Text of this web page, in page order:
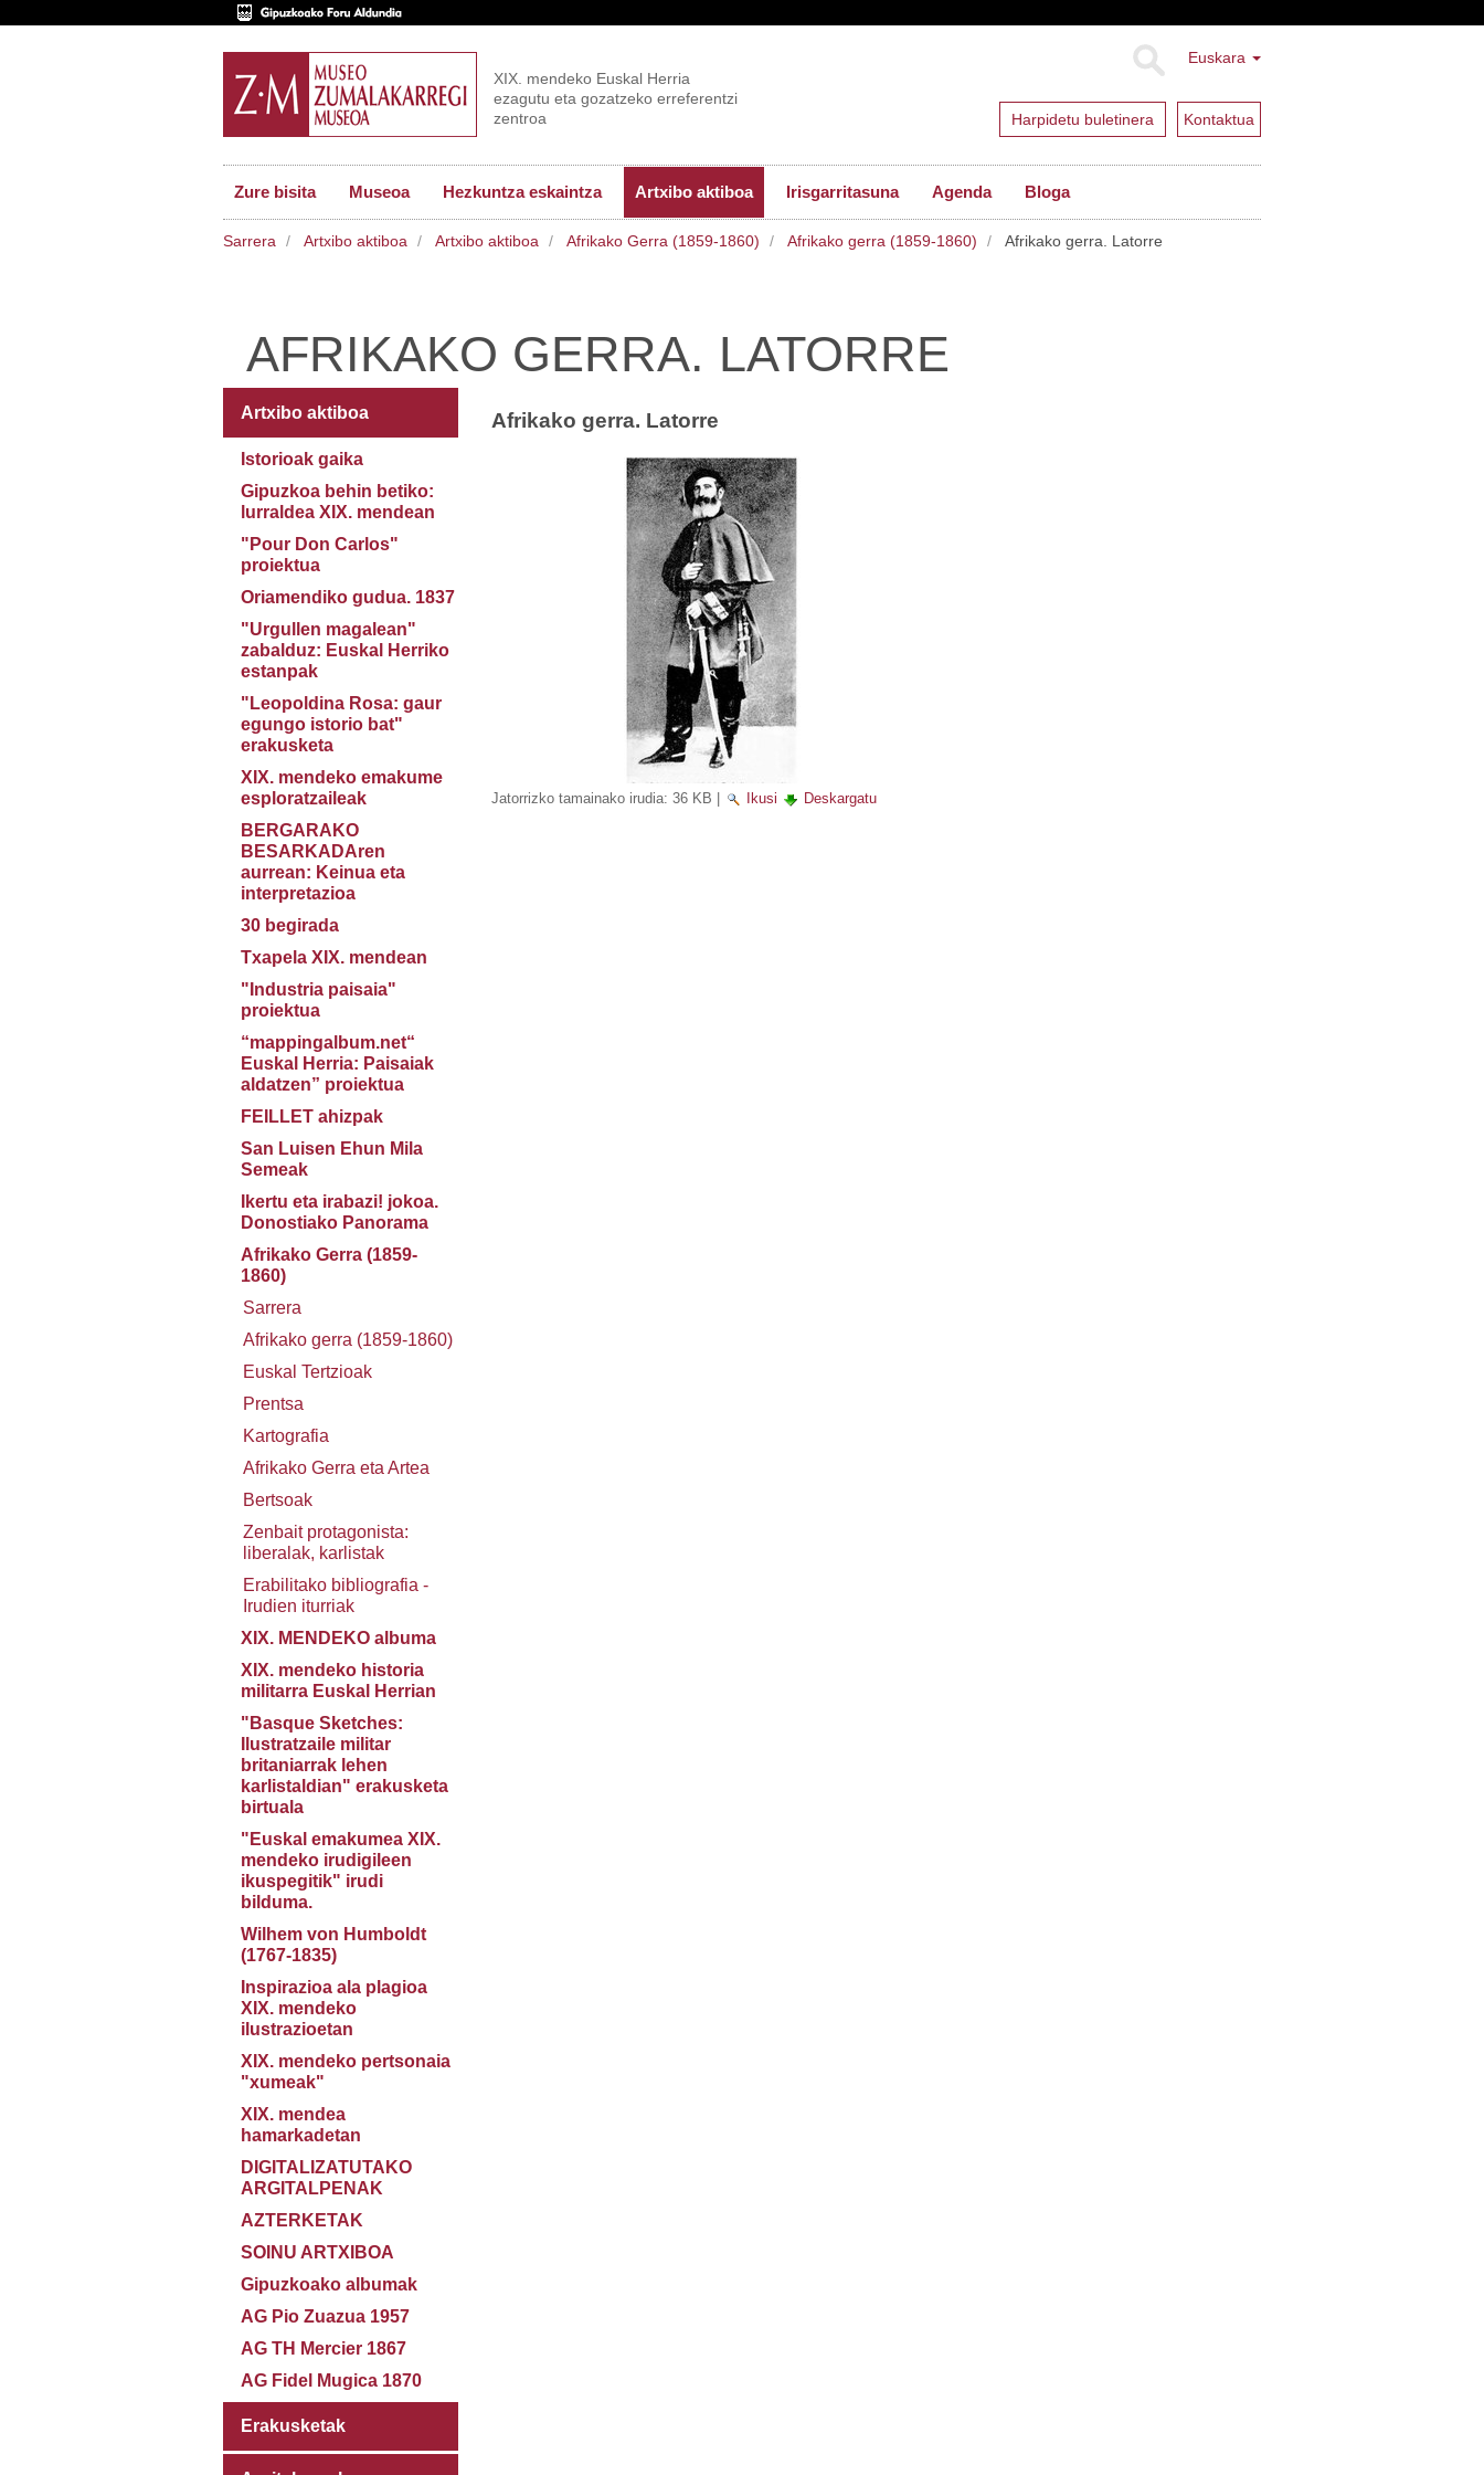
Euskara
Harpidetu buletinera Kontaktua
XIX. mendeko Euskal Herria
ezagutu eta gozatzeko erreferentzi
zentroa
Zure bisita Museoa Hezkuntza eskaintza Artxibo aktiboa Irisgarritasuna Agenda Bloga
Sarrera Artxibo aktiboa Artxibo aktiboa Afrikako Gerra (1859-1860) Afrikako gerra (1859-1860) Afrikako gerra. Latorre
AFRIKAKO GERRA. LATORRE
Afrikako gerra. Latorre
Jatorrizko tamainako irudia: 36 KB Ikusi Deskargatu
Artxibo aktiboa
Istorioak gaika
Gipuzkoa behin betiko:
lurraldea XIX. mendean
"Pour Don Carlos"
proiektua
Oriamendiko gudua. 1837
"Urgullen magalean"
zabalduz: Euskal Herriko
estanpak
"Leopoldina Rosa: gaur
egungo istorio bat"
erakusketa
XIX. mendeko emakume
esploratzaileak
BERGARAKO
BESARKADAren
aurrean: Keinua eta
interpretazioa
30 begirada
Txapela XIX. mendean
"Industria paisaia"
proiektua
“mappingalbum.net“
Euskal Herria: Paisaiak
aldatzen” proiektua
FEILLET ahizpak
San Luisen Ehun Mila
Semeak
Ikertu eta irabazi! jokoa.
Donostiako Panorama
Afrikako Gerra (1859-
1860)
Sarrera
Afrikako gerra (1859-1860)
Euskal Tertzioak
Prentsa
Kartografia
Afrikako Gerra eta Artea
Bertsoak
Zenbait protagonista:
liberalak, karlistak
Erabilitako bibliografia -
Irudien iturriak
XIX. MENDEKO albuma
XIX. mendeko historia
militarra Euskal Herrian
"Basque Sketches:
Ilustratzaile militar
britaniarrak lehen
karlistaldian" erakusketa
birtuala
"Euskal emakumea XIX.
mendeko irudigileen
ikuspegitik" irudi
bilduma.
Wilhem von Humboldt
(1767-1835)
Inspirazioa ala plagioa
XIX. mendeko
ilustrazioetan
XIX. mendeko pertsonaia
"xumeak"
XIX. mendea
hamarkadetan
DIGITALIZATUTAKO
ARGITALPENAK
AZTERKETAK
SOINU ARTXIBOA
Gipuzkoako albumak
AG Pio Zuazua 1957
AG TH Mercier 1867
AG Fidel Mugica 1870
Erakusketak